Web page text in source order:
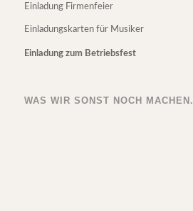
Einladung Firmenfeier
Einladungskarten für Musiker
Einladung zum Betriebsfest
WAS WIR SONST NOCH MACHEN.